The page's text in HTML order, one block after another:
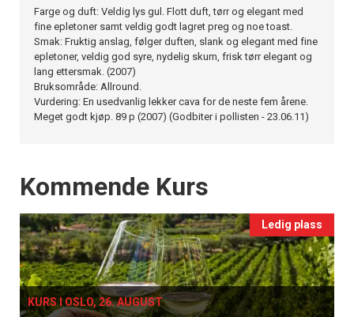
Farge og duft: Veldig lys gul. Flott duft, tørr og elegant med
fine epletoner samt veldig godt lagret preg og noe toast.
Smak: Fruktig anslag, følger duften, slank og elegant med fine
epletoner, veldig god syre, nydelig skum, frisk tørr elegant og
lang ettersmak. (2007)
Bruksområde: Allround.
Vurdering: En usedvanlig lekker cava for de neste fem årene.
Meget godt kjøp. 89 p (2007) (Godbiter i pollisten - 23.06.11)
Events
Kommende Kurs
Ledig plass
KURS I OSLO, 26. AUGUST